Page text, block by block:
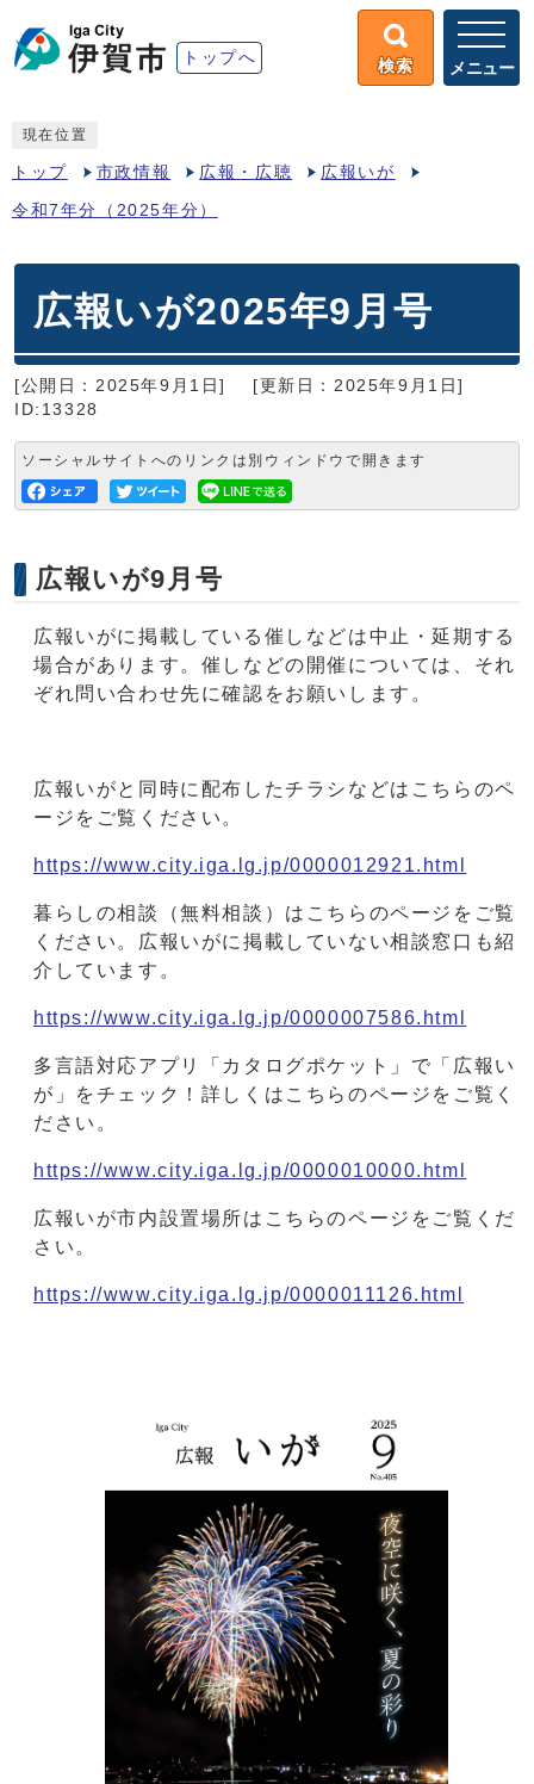
トップへ 検索 メニュー
現在位置
トップ 市政情報 広報・広聴 広報いが
令和7年分（2025年分）
広報いが2025年9月号
[公開日：2025年9月1日]
[更新日：2025年9月1日]
ID:13328
ソーシャルサイトへのリンクは別ウィンドウで開きます
広報いが9月号
広報いがに掲載している催しなどは中止・延期する
場合があります。催しなどの開催については、それ
ぞれ問い合わせ先に確認をお願いします。
広報いがと同時に配布したチラシなどはこちらのペ
ージをご覧ください。
https://www.city.iga.lg.jp/0000012921.html
暮らしの相談（無料相談）はこちらのページをご覧
ください。広報いがに掲載していない相談窓口も紹
介しています。
https://www.city.iga.lg.jp/0000007586.html
多言語対応アプリ「カタログポケット」で「広報い
が」をチェック！詳しくはこちらのページをご覧く
ださい。
https://www.city.iga.lg.jp/0000010000.html
広報いが市内設置場所はこちらのページをご覧くだ
さい。
https://www.city.iga.lg.jp/0000011126.html